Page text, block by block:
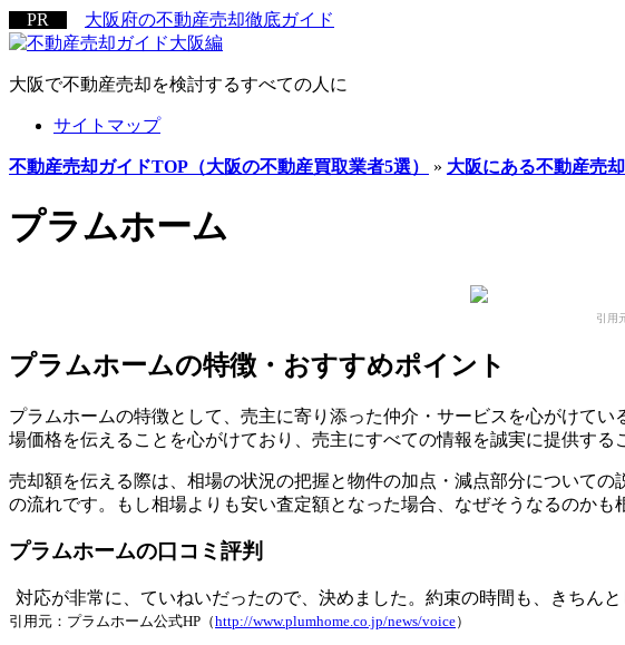
大阪府の不動産売却徹底ガイド
大阪で不動産売却を検討するすべての人に
サイトマップ
不動産売却ガイドTOP（大阪の不動産買取業者5選） » 大阪にある不動産売
プラムホーム
引用
プラムホームの特徴・おすすめポイント
プラムホームの特徴として、売主に寄り添った仲介・サービスを心がけて
場価格を伝えることを心がけており、売主にすべての情報を誠実に提供する
売却額を伝える際は、相場の状況の把握と物件の加点・減点部分について
の流れです。もし相場よりも安い査定額となった場合、なぜそうなるのかも
プラムホームの口コミ評判
対応が非常に、ていねいだったので、決めました。約束の時間も、きちんと
引用元：プラムホーム公式HP（http://www.plumhome.co.jp/news/voice）